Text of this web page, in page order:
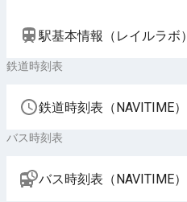
駅基本情報（レイルラボ）
鉄道時刻表
鉄道時刻表（NAVITIME）
バス時刻表
バス時刻表（NAVITIME）